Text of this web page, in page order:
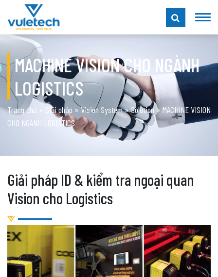
MACHINE VISION CHO NGÀNH
LOGISTICS
Trang chủ » Giải pháp »Vision System»Solution » MACHINE VISION
CHO NGÀNH LOGISTICS
Giải pháp ID & kiểm tra ngoại quan
Vision cho Logistics